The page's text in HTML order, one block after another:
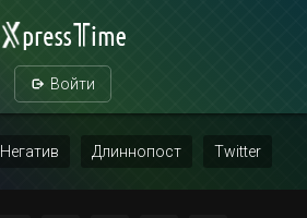
Войти
Негатив Длиннопост Twitter